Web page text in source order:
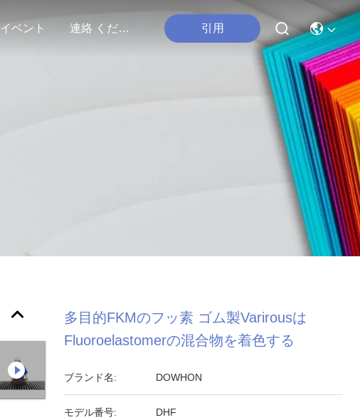
イベント 連絡 ください 引用
多目的FKMのフッ素 ゴム製Varirousは
Fluoroelastomerの混合物を着色する
ブランド名: DOWHON
モデル番号: DHF